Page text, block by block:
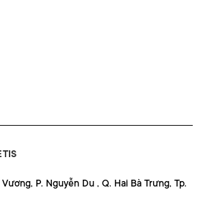
P. Nguyễn Du , Q. Hai Bà Trưng, Tp.